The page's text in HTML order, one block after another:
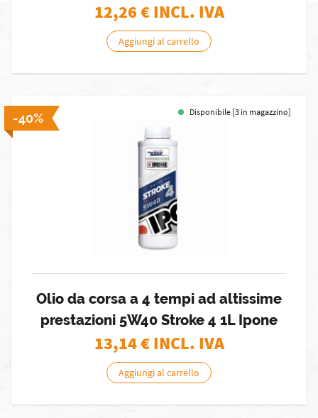
12,26€ INCL. IVA
Aggiungi al carrello
-40% Disponibile [3 in magazzino]
Olio da corsa a 4 tempi ad altissime
prestazioni 5W40 Stroke 4 1L Ipone
13,14€ INCL. IVA
Aggiungi al carrello